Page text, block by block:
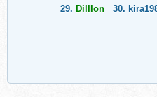
29. DiIIIon 30.